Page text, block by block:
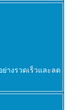
างรวดเร็วและลด